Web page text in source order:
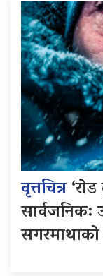
वृत्तचित्र
सार्वजनिक:
सगरमाथाको